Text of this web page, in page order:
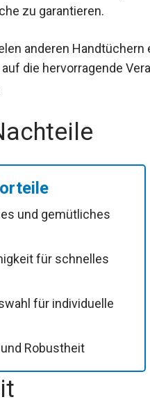
zu garantieren.
anderen
die hervorragende
und gemütliches
für schnelles
für individuelle
Robustheit